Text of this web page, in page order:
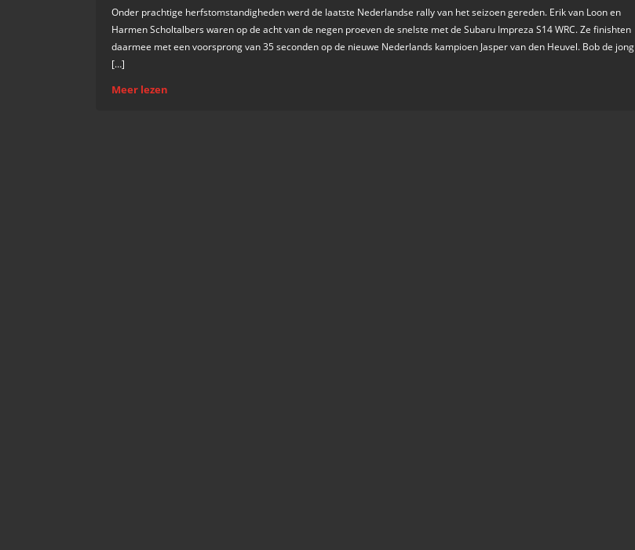
Onder prachtige herfstomstandigheden werd de laatste Nederlandse rally van het seizoen gereden. Erik van Loon en
Harmen Scholtalbers waren op de acht van de negen proeven de snelste met de Subaru Impreza S14 WRC. Ze finishten
daarmee met een voorsprong van 35 seconden op de nieuwe Nederlands kampioen Jasper van den Heuvel. Bob de jong
[…]
Meer lezen